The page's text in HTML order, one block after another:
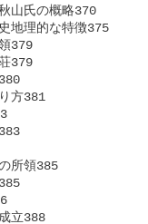
氏の概略370
理的な特徴375
379
379
381
領385
388